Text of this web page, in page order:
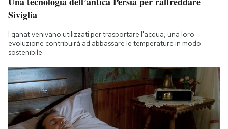
Siviglia
I qanat venivano utilizzati per trasportare l'acqua, una loro
evoluzione contribuirà ad abbassare le temperature in modo
sostenibile